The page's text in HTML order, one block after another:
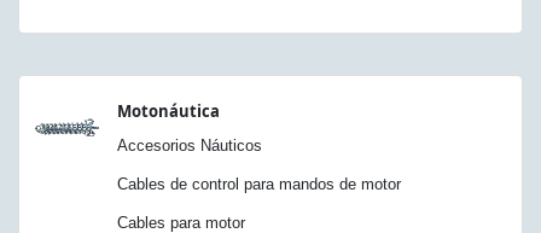
Motonáutica
Accesorios Náuticos
Cables de control para mandos de motor
Cables para motor